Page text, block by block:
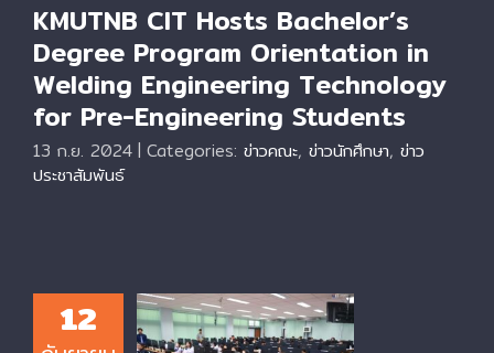
KMUTNB CIT Hosts Bachelor’s
Degree Program Orientation in
Welding Engineering Technology
for Pre-Engineering Students
13 ก.ย. 2024 | Categories: ข่าวคณะ, ข่าวนักศึกษา, ข่าว
ประชาสัมพันธ์
12
KMUTNB CIT Hosts
Hands-On